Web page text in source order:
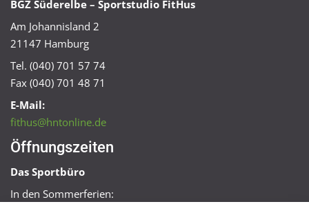
BGZ Süderelbe – Sportstudio FitHus
Am Johannisland 2
21147 Hamburg
Tel. (040) 701 57 74
Fax (040) 701 48 71
E-Mail:
fithus@hntonline.de
Öffnungszeiten
Das Sportbüro
In den Sommerferien: